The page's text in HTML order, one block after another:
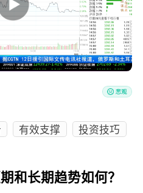
有效支撑
投资技巧
和长期趋势如何？